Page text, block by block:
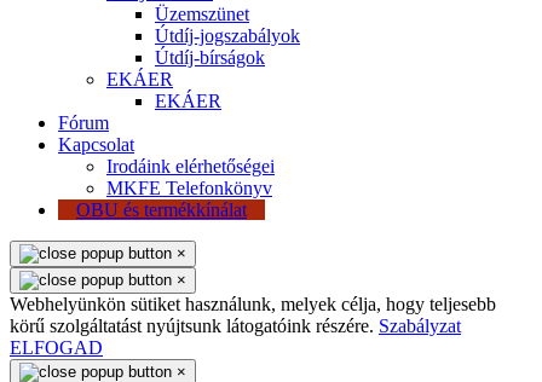
Üzemszünet
Útdíj-jogszabályok
Útdíj-bírságok
EKÁER
EKÁER
Fórum
Kapcsolat
Irodáink elérhetőségei
MKFE Telefonkönyv
OBU és termékkínálat
×
×
Webhelyünkön sütiket használunk, melyek célja, hogy teljesebb
körű szolgáltatást nyújtsunk látogatóink részére. Szabályzat
ELFOGAD
×